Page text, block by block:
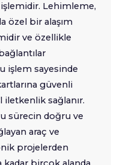
Lehimleme,
özel bir alaşım
ve özellikle
işlem sayesinde
güvenli
sağlanır.
sürecin doğru ve
araç ve
projelerden